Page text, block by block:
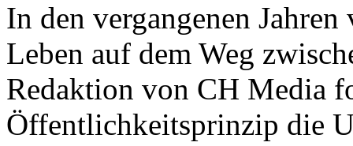
In den vergangenen
Leben auf dem Weg
Redaktion von CH Media
Öffentlichkeitsprinzip die